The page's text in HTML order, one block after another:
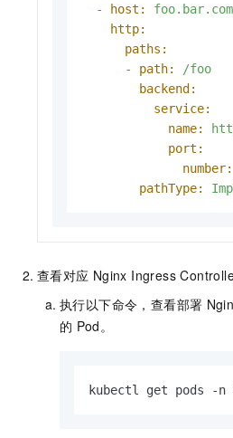
-
host:
foo.bar.com
http:
paths:
-
path:
/foo
backend:
service:
name:
port:
number:
pathType:
查看对应 Nginx Ingress
执行以下命令，查看部署
的 Pod。
kubectl get pods -